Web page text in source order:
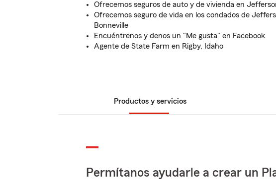
Ofrecemos seguros de auto y de vivienda en
Ofrecemos seguro de vida en los condados de
Bonneville
Encuéntrenos y denos un "Me gusta" en Facebook
Agente de State Farm en Rigby, Idaho
Productos y servicios
Permítanos ayudarle a crear un